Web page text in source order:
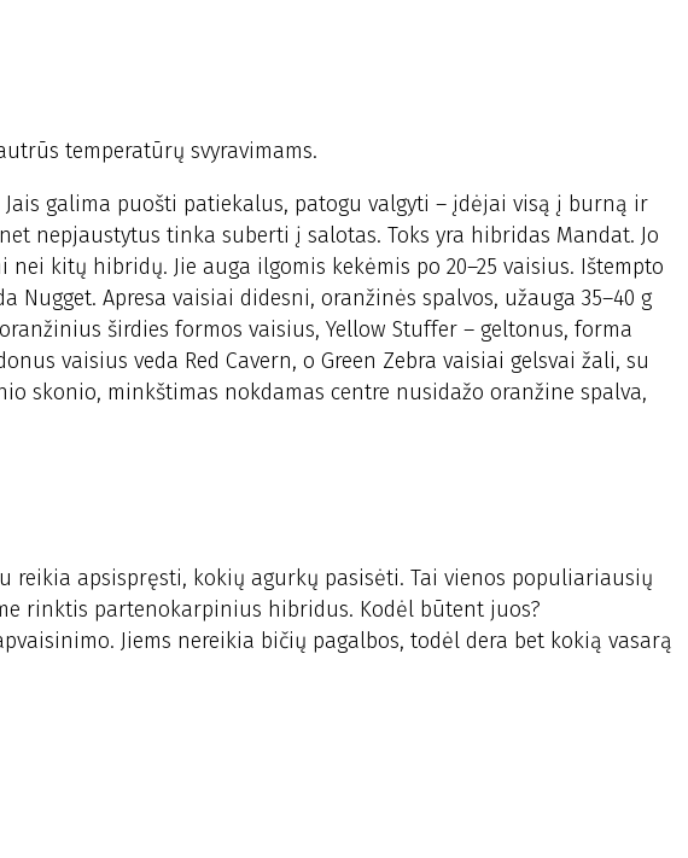
temperatūrų svyravimams.
galima puošti patiekalus, patogu valgyti – įdėjai visą į burną ir
nepjaustytus tinka suberti į salotas. Toks yra hibridas Mandat. Jo
kitų hibridų. Jie auga ilgomis kekėmis po 20–25 vaisius. Ištempto
Nugget. Apresa vaisiai didesni, oranžinės spalvos, užauga 35–40 g
širdies formos vaisius, Yellow Stuffer – geltonus, forma
vaisius veda Red Cavern, o Green Zebra vaisiai gelsvai žali, su
skonio, minkštimas nokdamas centre nusidažo oranžine spalva,
reikia apsispręsti, kokių agurkų pasisėti. Tai vienos populiariausių
rinktis partenokarpinius hibridus. Kodėl būtent juos?
Jiems nereikia bičių pagalbos, todėl dera bet kokią vasarą